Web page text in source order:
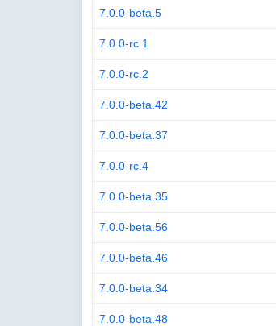
7.0.0-beta.5
7.0.0-rc.1
7.0.0-rc.2
7.0.0-beta.42
7.0.0-beta.37
7.0.0-rc.4
7.0.0-beta.35
7.0.0-beta.56
7.0.0-beta.46
7.0.0-beta.34
7.0.0-beta.48